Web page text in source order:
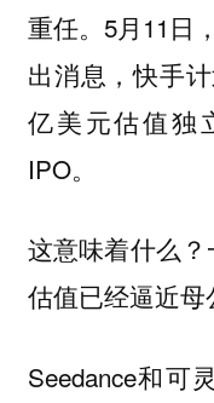
重任。5月11日
出消息，快手
亿美元估值独
IPO。
这意味着什么？
估值已经逼近母
Seedance和可